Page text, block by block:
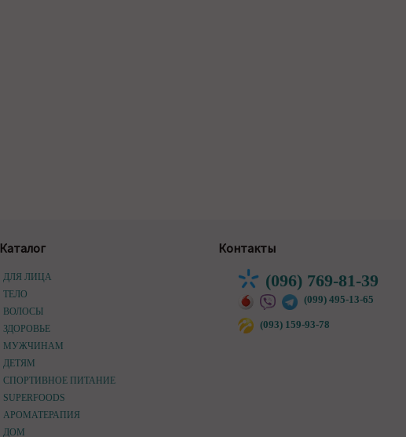
Каталог
ДЛЯ ЛИЦА
ТЕЛО
ВОЛОСЫ
ЗДОРОВЬЕ
МУЖЧИНАМ
ДЕТЯМ
СПОРТИВНОЕ ПИТАНИЕ
SUPERFOODS
АРОМАТЕРАПИЯ
ДОМ
Контакты
(096) 769-81-39
(099) 495-13-65
(093) 159-93-78